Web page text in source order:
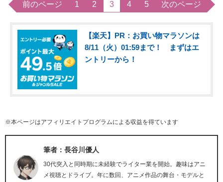
前のページ 1 2 3 4 5 次のページ
【楽天】PR：お買い物マラソンは
8/11（火）01:59まで！ まずはエ
ントリーから！
※本ページはアフィリエイトプログラムによる収益を得ています
筆者：長谷川優人
30代突入と同時期に未経験でライター業を開始。趣味はアニ
メ視聴とドライブ。年に数回、アニメ作品の舞台・モデルと